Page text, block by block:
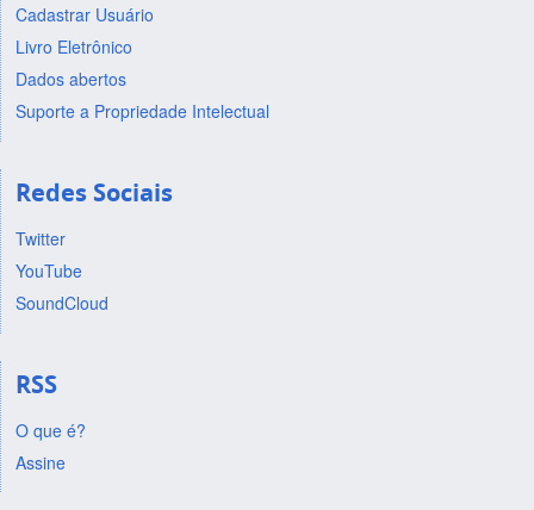
Cadastrar Usuário
Livro Eletrônico
Dados abertos
Suporte a Propriedade Intelectual
Redes Sociais
Twitter
YouTube
SoundCloud
RSS
O que é?
Assine